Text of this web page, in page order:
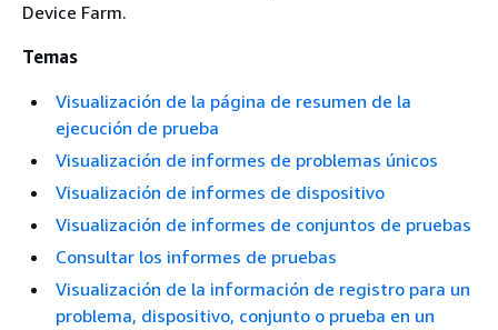
Device Farm.
Temas
Visualización de la página de resumen de la
ejecución de prueba
Visualización de informes de problemas únicos
Visualización de informes de dispositivo
Visualización de informes de conjuntos de pruebas
Consultar los informes de pruebas
Visualización de la información de registro para un
problema, dispositivo, conjunto o prueba en un